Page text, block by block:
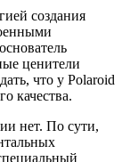
создания
ценители
что у Polaroid
качества.
нет. По сути,